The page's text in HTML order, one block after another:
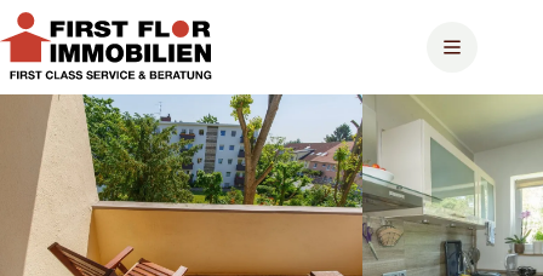
Zum
Inhalt
springen